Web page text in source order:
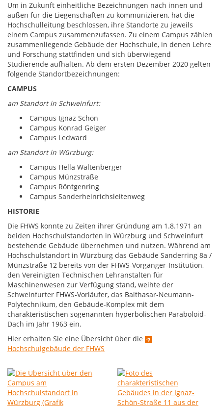
Um in Zukunft einheitliche Bezeichnungen nach innen und
außen für die Liegenschaften zu kommunizieren, hat die
Hochschulleitung beschlossen, ihre Standorte zu jeweils
einem Campus zusammenzufassen. Zu einem Campus zählen
zusammenliegende Gebäude der Hochschule, in denen Lehre
und Forschung stattfinden und sich überwiegend
Studierende aufhalten. Ab dem ersten Dezember 2020 gelten
folgende Standortbezeichnungen:
CAMPUS
am Standort in Schweinfurt:
Campus Ignaz Schön
Campus Konrad Geiger
Campus Ledward
am Standort in Würzburg:
Campus Hella Waltenberger
Campus Münzstraße
Campus Röntgenring
Campus Sanderheinrichsleitenweg
HISTORIE
Die FHWS konnte zu Zeiten ihrer Gründung am 1.8.1971 an
beiden Hochschulstandorten in Würzburg und Schweinfurt
bestehende Gebäude übernehmen und nutzen. Während am
Hochschulstandort in Würzburg das Gebäude Sanderring 8a /
Münzstraße 12 bereits von der FHWS-Vorgänger-Institution,
den Vereinigten Technischen Lehranstalten für
Maschinenwesen zur Verfügung stand, weihte der
Schweinfurter FHWS-Vorläufer, das Balthasar-Neumann-
Polytechnikum, den Gebäude-Komplex mit dem
charakteristischen sogenannten hyperbolischen Paraboloid-
Dach im Jahr 1963 ein.
Hier erhalten Sie eine Übersicht über die
Hochschulgebäude der FHWS